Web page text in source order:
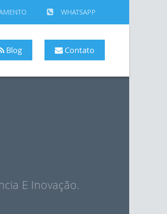
WHATSAPP
Contato
Blog
E Inovação.